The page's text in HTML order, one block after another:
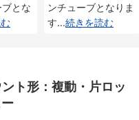
とな
ンチューブとなりま
す...続きを読む
ト形：複動・片ロッ